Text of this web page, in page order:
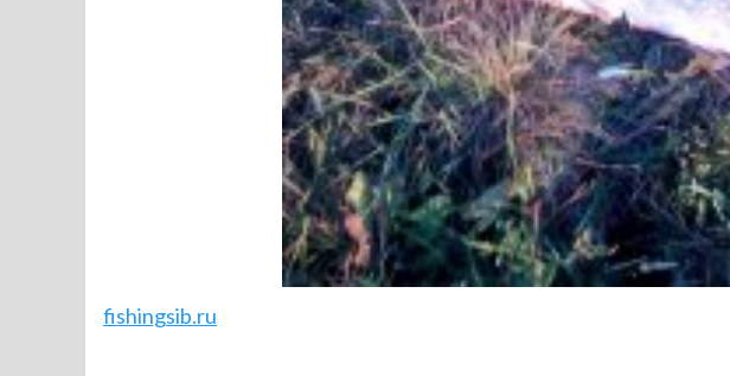
fishingsib.ru